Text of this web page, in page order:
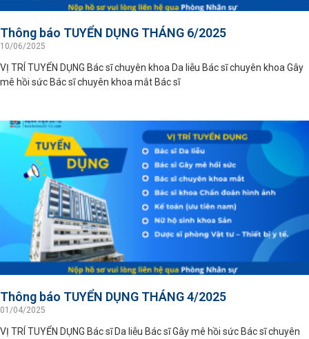
Thông báo TUYỂN DỤNG THÁNG 6/2025
10/06/2025
VỊ TRÍ TUYỂN DỤNG Bác sĩ chuyên khoa Da liễu Bác sĩ chuyên khoa Gây
mê hồi sức Bác sĩ chuyên khoa mắt Bác sĩ
Thông báo TUYỂN DỤNG THÁNG 4/2025
01/04/2025
VỊ TRÍ TUYỂN DỤNG Bác sĩ Da liễu Bác sĩ Gây mê hồi sức Bác sĩ chuyên